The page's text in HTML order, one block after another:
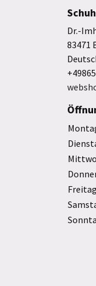
Dr.-
83471